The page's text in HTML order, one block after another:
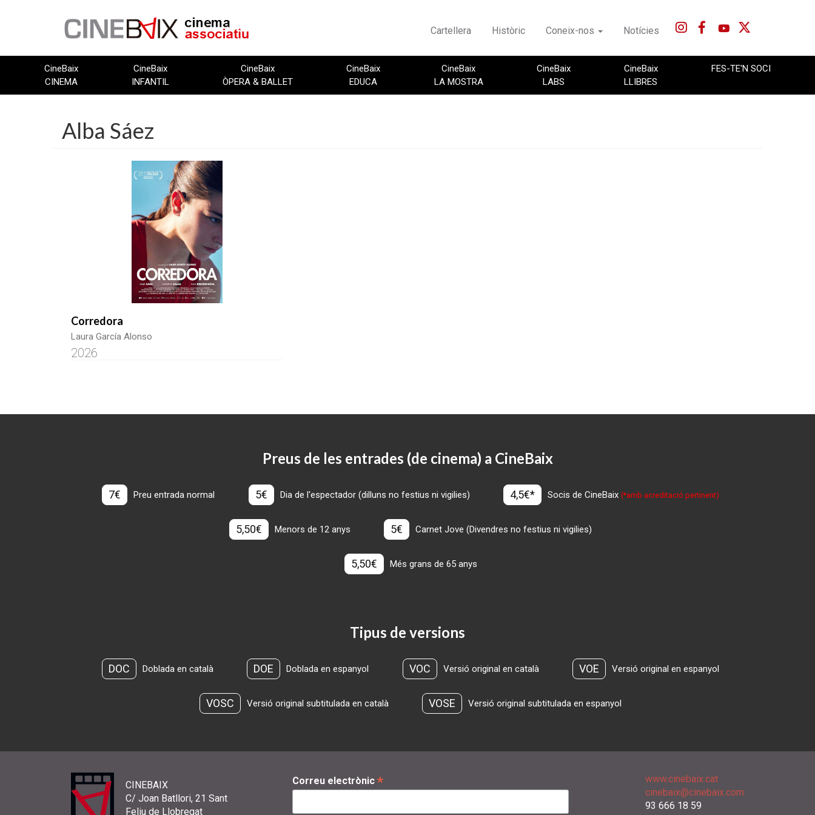
Cartellera Històric Coneix-nos Notícies
CineBaix
CINEMA
CineBaix
INFANTIL
CineBaix
ÒPERA & BALLET
CineBaix
EDUCA
CineBaix
LA MOSTRA
CineBaix
LABS
CineBaix
LLIBRES
FES-TE'N SOCI
Alba Sáez
Corredora
Laura García Alonso
2026
Preus de les entrades (de cinema) a CineBaix
7€ Preu entrada normal 5€ Dia de l'espectador (dilluns no festius ni vigilies) 4,5€* Socis de CineBaix(*amb acreditació pertinent)
5,50€ Menors de 12 anys 5€ Carnet Jove (Divendres no festius ni vigilies)
5,50€ Més grans de 65 anys
Tipus de versions
DOC Doblada en català DOE Doblada en espanyol VOC Versió original en català VOE Versió original en espanyol
VOSC Versió original subtitulada en català VOSE Versió original subtitulada en espanyol
CINEBAIX
C/ Joan Batllori, 21 Sant
Feliu de Llobregat
Correu electrònic *
www.cinebaix.cat
cinebaix@cinebaix.com
93 666 18 59